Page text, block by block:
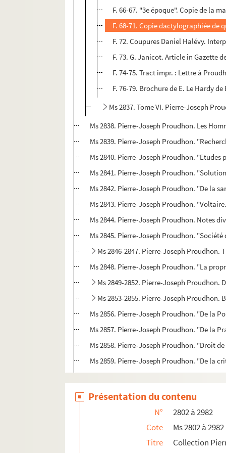
F. 66-67. "3e époque". Copie de la
F. 68-71. Copie dactylographiée de
F. 72. Coupures Daniel Halévy.
F. 73. G. Janicot. Article in Gazette
F. 74-75. Tract impr. : Lettre à
F. 76-79. Brochure de E. Le Hardy
Ms 2837. Tome VI. Pierre-Joseph
Ms 2838. Pierre-Joseph Proudhon. Les
Ms 2839. Pierre-Joseph Proudhon.
Ms 2840. Pierre-Joseph Proudhon. "Etudes
Ms 2841. Pierre-Joseph Proudhon.
Ms 2842. Pierre-Joseph Proudhon. "De la
Ms 2843. Pierre-Joseph Proudhon.
Ms 2844. Pierre-Joseph Proudhon. Notes
Ms 2845. Pierre-Joseph Proudhon.
Ms 2846-2847. Pierre-Joseph Proudhon.
Ms 2848. Pierre-Joseph Proudhon. "La
Ms 2849-2852. Pierre-Joseph
Ms 2853-2855. Pierre-Joseph
Ms 2856. Pierre-Joseph Proudhon. "De la
Ms 2857. Pierre-Joseph Proudhon. "De la
Ms 2858. Pierre-Joseph Proudhon. "Droit
Ms 2859. Pierre-Joseph Proudhon. "De la
Ms 2861-2862. Pierre-Joseph Proudhon.
Ms 2863-2867. Pierre-Joseph Proudhon.
Ms 2868. Notes concernant les relations
Ms 2869. Pierre-Joseph Proudhon. "La
Présentation du contenu
N°
2802 à 2982
Cote
Ms 2802 à 2982
Titre
Collection